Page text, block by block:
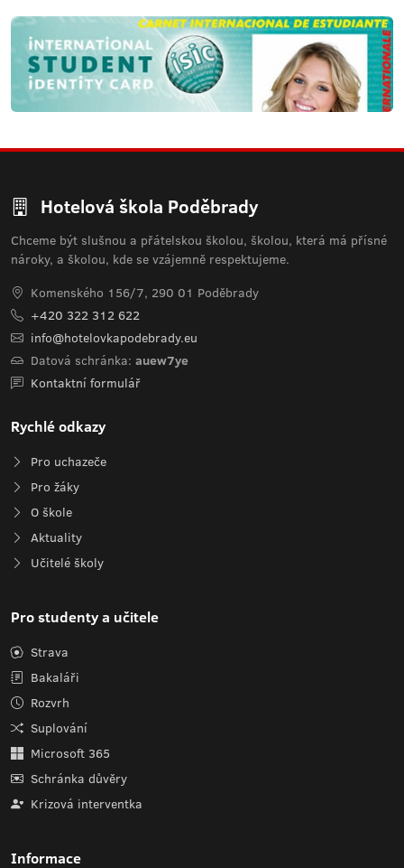
Hotelová škola Poděbrady
Chceme být slušnou a přátelskou školou, školou, která má přísné
nároky, a školou, kde se vzájemně respektujeme.
Komenského 156/7, 290 01 Poděbrady
+420 322 312 622
info@hotelovkapodebrady.eu
Datová schránka: auew7ye
Kontaktní formulář
Rychlé odkazy
Pro uchazeče
Pro žáky
O škole
Aktuality
Učitelé školy
Pro studenty a učitele
Strava
Bakaláři
Rozvrh
Suplování
Microsoft 365
Schránka důvěry
Krizová interventka
Informace